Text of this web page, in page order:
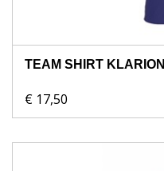
TEAM SHIRT KLARION
€ 17,50